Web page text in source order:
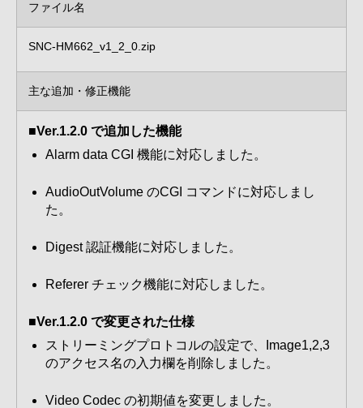
ファイル名
SNC-HM662_v1_2_0.zip
主な追加・修正機能
■Ver.1.2.0 で追加した機能
Alarm data CGI 機能に対応しました。
AudioOutVolume のCGI コマンドに対応しまし
た。
Digest 認証機能に対応しました。
Referer チェック機能に対応しました。
■Ver.1.2.0 で変更された仕様
ストリーミングプロトコルの設定で、Image1,2,3
のアクセス名の入力欄を削除しました。
Video Codec の初期値を変更しました。